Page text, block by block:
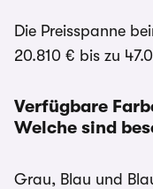
Die Preisspanne
20.810 € bis zu
Verfügbare
Welche sind
Grau, Blau und